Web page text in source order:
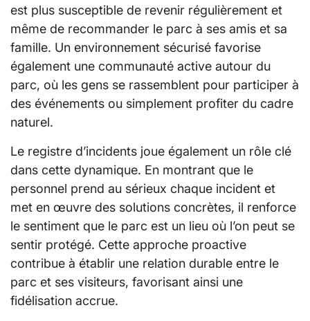
est plus susceptible de revenir régulièrement et
même de recommander le parc à ses amis et sa
famille. Un environnement sécurisé favorise
également une communauté active autour du
parc, où les gens se rassemblent pour participer à
des événements ou simplement profiter du cadre
naturel.
Le registre d’incidents joue également un rôle clé
dans cette dynamique. En montrant que le
personnel prend au sérieux chaque incident et
met en œuvre des solutions concrètes, il renforce
le sentiment que le parc est un lieu où l’on peut se
sentir protégé. Cette approche proactive
contribue à établir une relation durable entre le
parc et ses visiteurs, favorisant ainsi une
fidélisation accrue.